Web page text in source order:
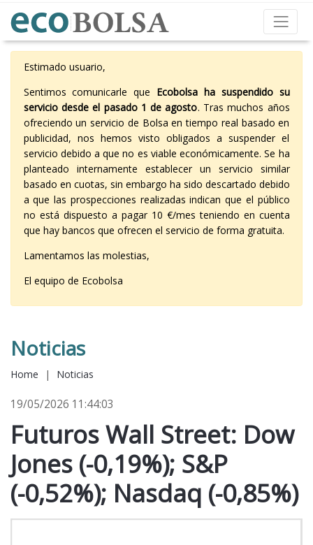
Estimado usuario,
Sentimos comunicarle que Ecobolsa ha suspendido su
servicio desde el pasado 1 de agosto. Tras muchos años
ofreciendo un servicio de Bolsa en tiempo real basado en
publicidad, nos hemos visto obligados a suspender el
servicio debido a que no es viable económicamente. Se ha
planteado internamente establecer un servicio similar
basado en cuotas, sin embargo ha sido descartado debido
a que las prospecciones realizadas indican que el público
no está dispuesto a pagar 10 €/mes teniendo en cuenta
que hay bancos que ofrecen el servicio de forma gratuita.
Lamentamos las molestias,
El equipo de Ecobolsa
Noticias
Home | Noticias
19/05/2026 11:44:03
Futuros Wall Street: Dow
Jones (-0,19%); S&P
(-0,52%); Nasdaq (-0,85%)